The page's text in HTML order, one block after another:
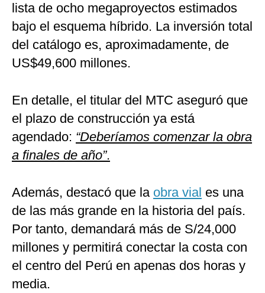
lista de ocho megaproyectos estimados
bajo el esquema híbrido. La inversión total
del catálogo es, aproximadamente, de
US$49,600 millones.
En detalle, el titular del MTC aseguró que
el plazo de construcción ya está
agendado: “Deberíamos comenzar la obra
a finales de año”.
Además, destacó que la obra vial es una
de las más grande en la historia del país.
Por tanto, demandará más de S/24,000
millones y permitirá conectar la costa con
el centro del Perú en apenas dos horas y
media.